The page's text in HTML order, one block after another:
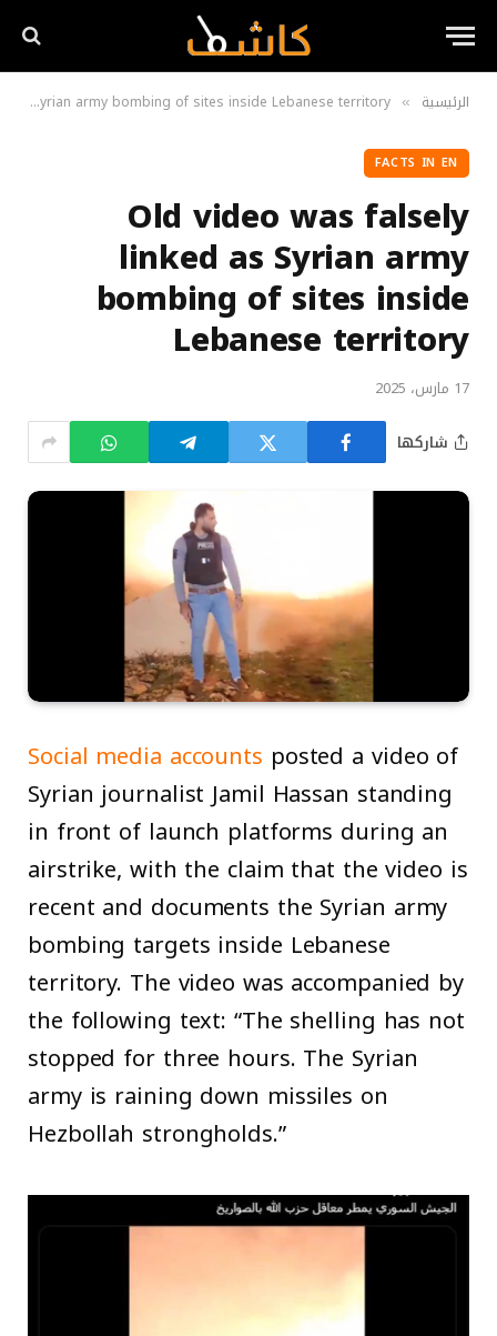
الرئيسية »
Old video was falsely linked as Syrian army bombing of sites inside Lebanese territory
FACTS IN EN
Old video was falsely
linked as Syrian army
bombing of sites inside
Lebanese territory
17 مارس، 2025
شاركها
Social media accounts posted a video of
Syrian journalist Jamil Hassan standing
in front of launch platforms during an
airstrike, with the claim that the video is
recent and documents the Syrian army
bombing targets inside Lebanese
territory. The video was accompanied by
the following text: “The shelling has not
stopped for three hours. The Syrian
army is raining down missiles on
Hezbollah strongholds.”